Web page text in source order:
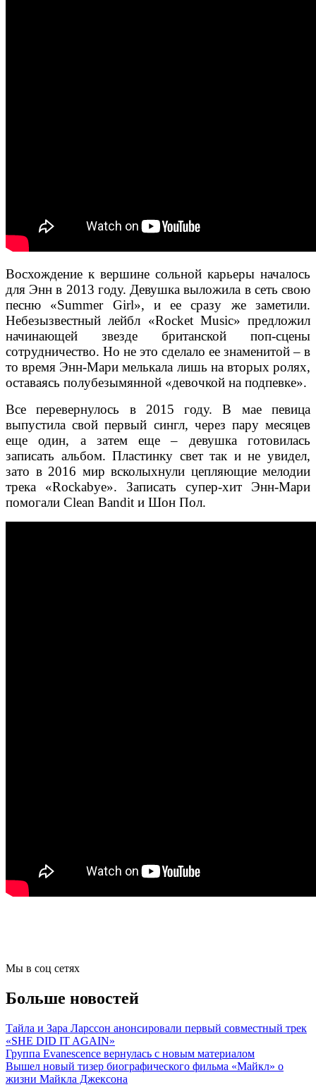
Восхождение к вершине сольной карьеры началось
для Энн в 2013 году. Девушка выложила в сеть свою
песню «Summer Girl», и ее сразу же заметили.
Небезызвестный лейбл «Rocket Music» предложил
начинающей звезде британской поп-сцены
сотрудничество. Но не это сделало ее знаменитой – в
то время Энн-Мари мелькала лишь на вторых ролях,
оставаясь полубезымянной «девочкой на подпевке».
Все перевернулось в 2015 году. В мае певица
выпустила свой первый сингл, через пару месяцев
еще один, а затем еще – девушка готовилась
записать альбом. Пластинку свет так и не увидел,
зато в 2016 мир всколыхнули цепляющие мелодии
трека «Rockabye». Записать супер-хит Энн-Мари
помогали Clean Bandit и Шон Пол.
Мы в соц сетях
Больше новостей
Тайла и Зара Ларссон анонсировали первый совместный трек
«SHE DID IT AGAIN»
Группа Evanescence вернулась с новым материалом
Вышел новый тизер биографического фильма «Майкл» о
жизни Майкла Джексона